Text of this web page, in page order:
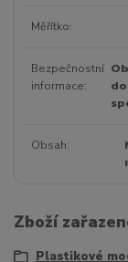
Měřítko
Bezpečnostní
informace
Obsah
Zboží
Plastikové